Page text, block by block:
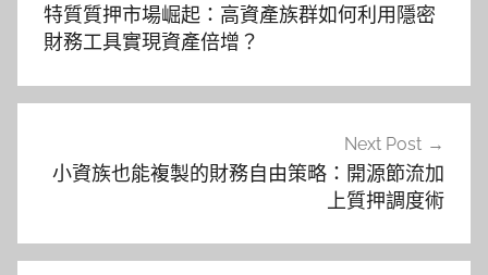
覽
特質質押市場崛起：高資產族群如何利用隱密
財務工具實現資產倍增？
Next Post
小資族也能複製的財務自由策略：開源節流加
上質押調度術